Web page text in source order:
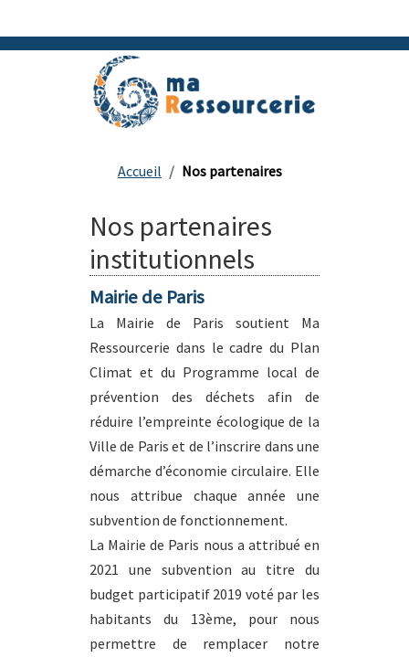
Accueil Nos partenaires
Nos partenaires
institutionnels
Mairie de Paris
La Mairie de Paris soutient Ma
Ressourcerie dans le cadre du Plan
Climat et du Programme local de
prévention des déchets afin de
réduire l’empreinte écologique de la
Ville de Paris et de l’inscrire dans une
démarche d’économie circulaire. Elle
nous attribue chaque année une
subvention de fonctionnement.
La Mairie de Paris nous a attribué en
2021 une subvention au titre du
budget participatif 2019 voté par les
habitants du 13ème, pour nous
permettre de remplacer notre